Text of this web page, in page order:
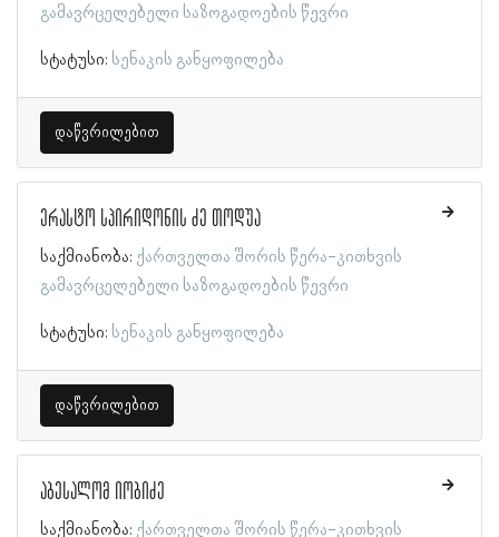
გამავრცელებელი საზოგადოების წევრი
სტატუსი: სენაკის განყოფილება
დაწვრილებით
ერასტო სპირიდონის ძე თოდუა
საქმიანობა: ქართველთა შორის წერა-კითხვის
გამავრცელებელი საზოგადოების წევრი
სტატუსი: სენაკის განყოფილება
დაწვრილებით
აბესალომ იობიძე
საქმიანობა: ქართველთა შორის წერა-კითხვის